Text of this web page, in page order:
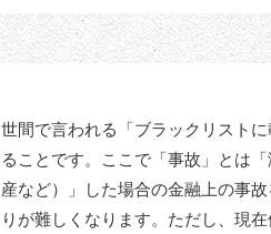
世間で言われる「ブラックリスト
ることです。ここで「事故」とは
産など）」した場合の金融上の事
りが難しくなります。ただし、現